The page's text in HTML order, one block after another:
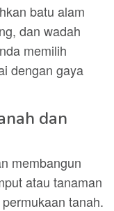
batu alam
dan wadah
memilih
dengan gaya
dan
membangun
atau tanaman
tanah.